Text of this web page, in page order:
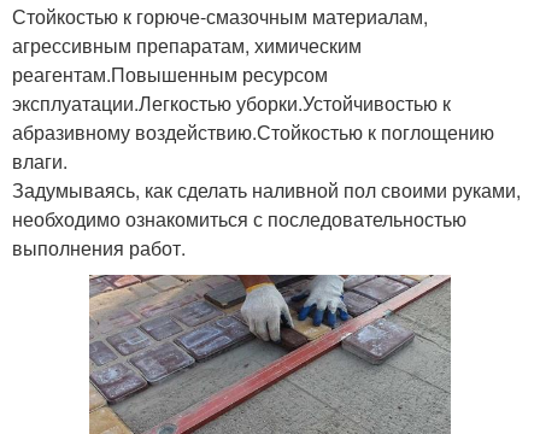
Стойкостью к горюче-смазочным материалам,
агрессивным препаратам, химическим
реагентам.Повышенным ресурсом
эксплуатации.Легкостью уборки.Устойчивостью к
абразивному воздействию.Стойкостью к поглощению
влаги.
Задумываясь, как сделать наливной пол своими руками,
необходимо ознакомиться с последовательностью
выполнения работ.